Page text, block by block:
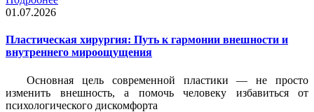
01.07.2026
Пластическая хирургия: Путь к гармонии внешности и
внутреннего мироощущения
Основная цель современной пластики — не просто
изменить внешность, а помочь человеку избавиться от
психологического дискомфорта